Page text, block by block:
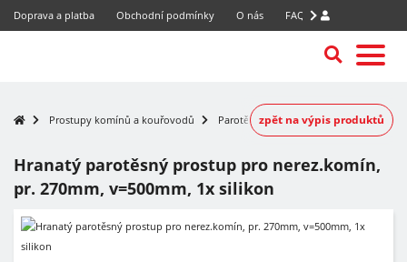
Doprava a platba Obchodní podmínky O nás FAQ
Prostupy komínů a kouřovodů Parotěsné prostupy nerezových komínů
zpět na výpis produktů
Hranatý parotěsný prostup pro nerez.komín,
pr. 270mm, v=500mm, 1x silikon